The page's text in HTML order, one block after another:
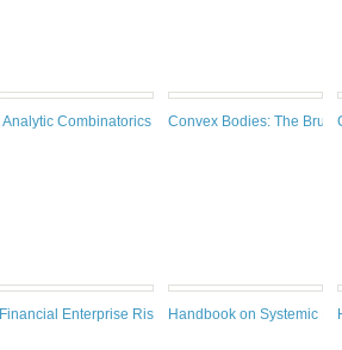
Analytic Combinatorics Convex Bodies: The
Financial Enterprise Risk Management
Handbook on Systemic